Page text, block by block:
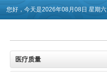
您好，今天是2026年08月08日 星期六
医疗质量